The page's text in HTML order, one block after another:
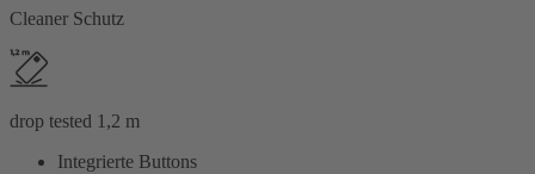
Cleaner Schutz
drop tested 1,2 m
Integrierte Buttons